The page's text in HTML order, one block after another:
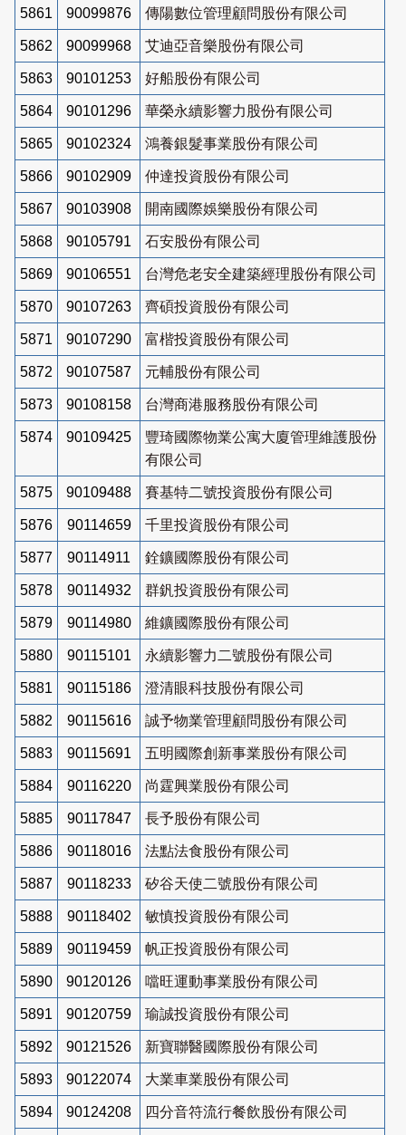
5861 90099876 傳陽數位管理顧問股份有限公司
5862 90099968 艾迪亞音樂股份有限公司
5863 90101253 好船股份有限公司
5864 90101296 華榮永續影響力股份有限公司
5865 90102324 鴻養銀髮事業股份有限公司
5866 90102909 仲達投資股份有限公司
5867 90103908 開南國際娛樂股份有限公司
5868 90105791 石安股份有限公司
5869 90106551 台灣危老安全建築經理股份有限公司
5870 90107263 齊碩投資股份有限公司
5871 90107290 富楷投資股份有限公司
5872 90107587 元輔股份有限公司
5873 90108158 台灣商港服務股份有限公司
5874 90109425
豐琦國際物業公寓大廈管理維護股份
有限公司
5875 90109488 賽基特二號投資股份有限公司
5876 90114659 千里投資股份有限公司
5877 90114911 銓鑛國際股份有限公司
5878 90114932 群釩投資股份有限公司
5879 90114980 維鑛國際股份有限公司
5880 90115101 永續影響力二號股份有限公司
5881 90115186 澄清眼科技股份有限公司
5882 90115616 誠予物業管理顧問股份有限公司
5883 90115691 五明國際創新事業股份有限公司
5884 90116220 尚霆興業股份有限公司
5885 90117847 長予股份有限公司
5886 90118016 法點法食股份有限公司
5887 90118233 矽谷天使二號股份有限公司
5888 90118402 敏慎投資股份有限公司
5889 90119459 帆正投資股份有限公司
5890 90120126 噹旺運動事業股份有限公司
5891 90120759 瑜誠投資股份有限公司
5892 90121526 新寶聯醫國際股份有限公司
5893 90122074 大業車業股份有限公司
5894 90124208 四分音符流行餐飲股份有限公司